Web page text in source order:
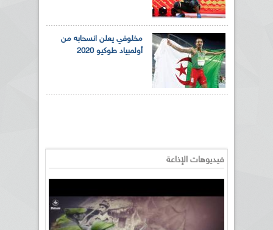
مخلوفي يعلن انسحابه من
أولمبياد طوكيو 2020
فيديوهات الإذاعة